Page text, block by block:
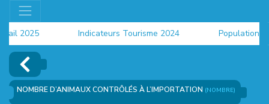
2025 Indicateurs Tourisme 2024 Population
NOMBRE D’ANIMAUX CONTRÔLÉS À L’IMPORTATION (NOMBRE)